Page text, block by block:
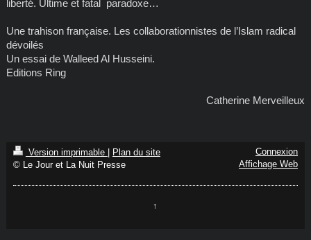
liberté. Ultime et fatal paradoxe…
Une trahison française. Les collaborationnistes de l’Islam radical
dévoilés
Un essai de Walleed Al Husseini.
Editions Ring
Catherine Merveilleux
Version imprimable
Plan du site
© Le Jour et La Nuit Presse
Connexion
Affichage Web
↑